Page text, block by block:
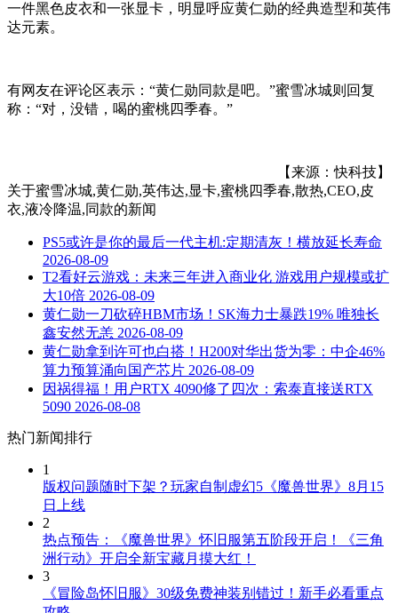
一件黑色皮衣和一张显卡，明显呼应黄仁勋的经典造型和英伟
达元素。
有网友在评论区表示：“黄仁勋同款是吧。”蜜雪冰城则回复
称：“对，没错，喝的蜜桃四季春。”
【来源：快科技】
关于蜜雪冰城,黄仁勋,英伟达,显卡,蜜桃四季春,散热,CEO,皮
衣,液冷降温,同款的新闻
PS5或许是你的最后一代主机:定期清灰！横放延长寿命
2026-08-09
T2看好云游戏：未来三年进入商业化 游戏用户规模或扩
大10倍 2026-08-09
黄仁勋一刀砍碎HBM市场！SK海力士暴跌19% 唯独长
鑫安然无恙 2026-08-09
黄仁勋拿到许可也白搭！H200对华出货为零：中企46%
算力预算涌向国产芯片 2026-08-09
因祸得福！用户RTX 4090修了四次：索泰直接送RTX
5090 2026-08-08
热门新闻排行
1
版权问题随时下架？玩家自制虚幻5《魔兽世界》8月15
日上线
2
热点预告：《魔兽世界》怀旧服第五阶段开启！《三角
洲行动》开启全新宝藏月摸大红！
3
《冒险岛怀旧服》30级免费神装别错过！新手必看重点